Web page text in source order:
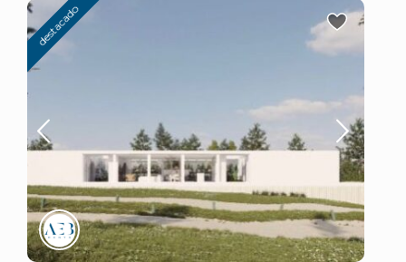
destacado